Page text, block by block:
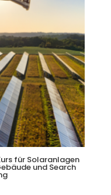
für Solaranlagen
und Search